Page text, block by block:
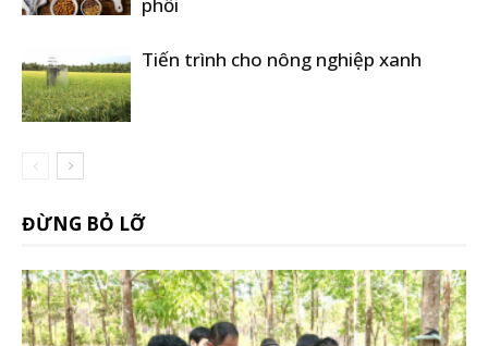
Tiến trình cho nông nghiệp xanh
ĐỪNG BỎ LỠ